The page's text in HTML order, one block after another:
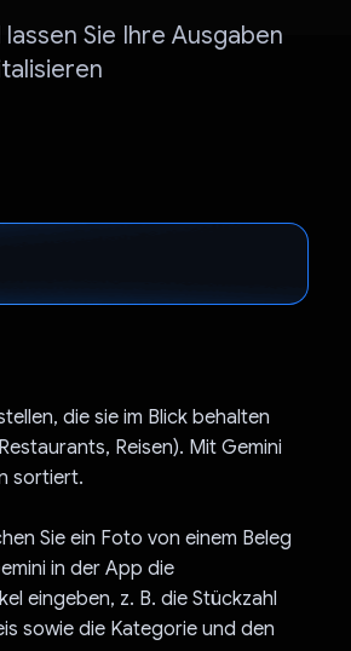
Sie Ihre Ausgaben
die sie im Blick behalten
Reisen). Mit Gemini
sortiert.
Sie ein Foto von einem Beleg
in der App die
eingeben, z. B. die Stückzahl
sowie die Kategorie und den